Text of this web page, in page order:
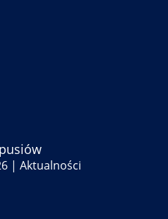
|Aktualności